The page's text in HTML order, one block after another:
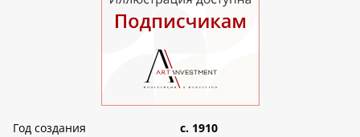
Год создания
c. 1910